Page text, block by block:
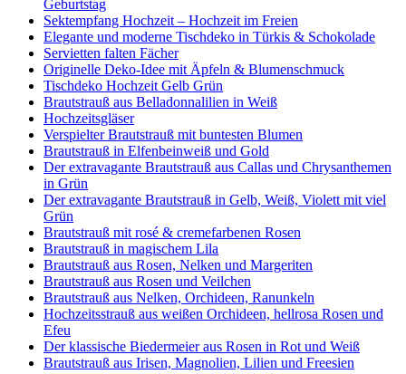
Geburtstag
Sektempfang Hochzeit – Hochzeit im Freien
Elegante und moderne Tischdeko in Türkis & Schokolade
Servietten falten Fächer
Originelle Deko-Idee mit Äpfeln & Blumenschmuck
Tischdeko Hochzeit Gelb Grün
Brautstrauß aus Belladonnalilien in Weiß
Hochzeitsgläser
Verspielter Brautstrauß mit buntesten Blumen
Brautstrauß in Elfenbeinweiß und Gold
Der extravagante Brautstrauß aus Callas und Chrysanthemen
in Grün
Der extravagante Brautstrauß in Gelb, Weiß, Violett mit viel
Grün
Brautstrauß mit rosé & cremefarbenen Rosen
Brautstrauß in magischem Lila
Brautstrauß aus Rosen, Nelken und Margeriten
Brautstrauß aus Rosen und Veilchen
Brautstrauß aus Nelken, Orchideen, Ranunkeln
Hochzeitsstrauß aus weißen Orchideen, hellrosa Rosen und
Efeu
Der klassische Biedermeier aus Rosen in Rot und Weiß
Brautstrauß aus Irisen, Magnolien, Lilien und Freesien